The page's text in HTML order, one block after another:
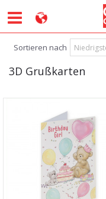
3D Grußkarten
Sortieren nach